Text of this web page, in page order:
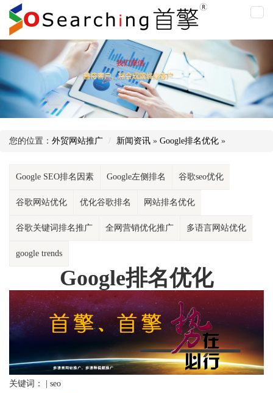
名
化
您的位置： 外贸网站推广 新闻资讯 » Google排名优化 »
Google SEO排名因素 Google左侧排名 谷歌seo优化
谷歌网站优化 优化谷歌排名 网站排名优化
谷歌关键词排名推广 全网营销优化推广 多语言网站优化
google trends
Google排名优化
关键词： | seo